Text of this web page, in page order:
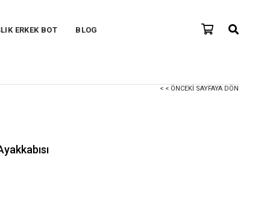
ERKEK BOT BLOG
< < ÖNCEKI SAYFAYA DÖN